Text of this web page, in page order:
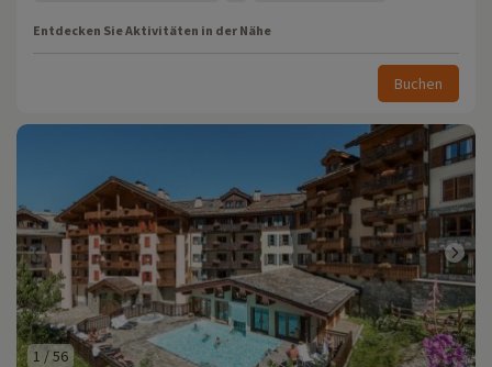
Entdecken Sie Aktivitäten in der Nähe
Buchen
1 /56